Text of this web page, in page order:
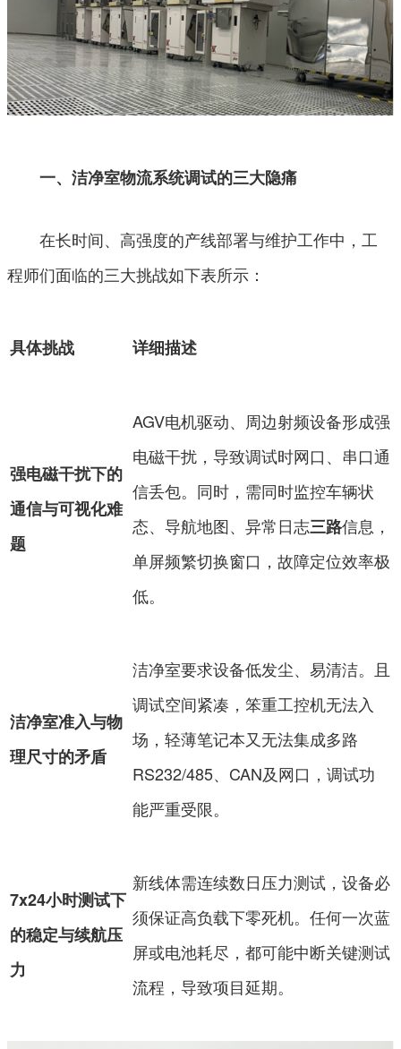
一、洁净室物流系统调试的三大隐痛
在长时间、高强度的产线部署与维护工作中，工
程师们面临的三大挑战如下表所示：
具体挑战 详细描述
强电磁干扰下的
通信与可视化难
题
AGV电机驱动、周边射频设备形成强
电磁干扰，导致调试时网口、串口通
信丢包。同时，需同时监控车辆状
态、导航地图、异常日志三路信息，
单屏频繁切换窗口，故障定位效率极
低。
洁净室准入与物
理尺寸的矛盾
洁净室要求设备低发尘、易清洁。且
调试空间紧凑，笨重工控机无法入
场，轻薄笔记本又无法集成多路
RS232/485、CAN及网口，调试功
能严重受限。
7x24小时测试下
的稳定与续航压
力
新线体需连续数日压力测试，设备必
须保证高负载下零死机。任何一次蓝
屏或电池耗尽，都可能中断关键测试
流程，导致项目延期。